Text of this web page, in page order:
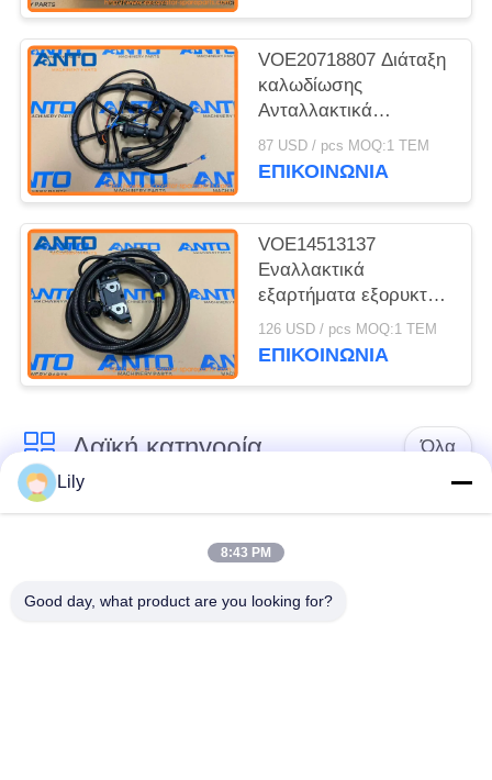
VOE20718807 Διάταξη
καλωδίωσης
Ανταλλακτικά
εκσκαφέα Κατάλληλο
για EC210 EC240
87 USD / pcs MOQ:1 ΤΕΜ
ΕΠΙΚΟΙΝΩΝΙΑ
VOE14513137
Εναλλακτικά
εξαρτήματα εξορυκτών
με καλωδίωση,
κατάλληλα για EC210
126 USD / pcs MOQ:1 ΤΕΜ
ΕΠΙΚΟΙΝΩΝΙΑ
Λαϊκή κατηγορία Όλα
Εκσκαφέας
Τελικό Drive
εκσκαφέων
εργαλείο
Lily
8:43 PM
Good day, what product are you looking for?